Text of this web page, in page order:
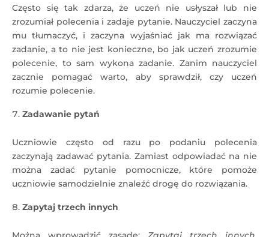
Często się tak zdarza, że uczeń nie usłyszał lub nie
zrozumiał polecenia i zadaje pytanie. Nauczyciel zaczyna
mu tłumaczyć, i zaczyna wyjaśniać jak ma rozwiązać
zadanie, a to nie jest konieczne, bo jak uczeń zrozumie
polecenie, to sam wykona zadanie. Zanim nauczyciel
zacznie pomagać warto, aby sprawdził, czy uczeń
rozumie polecenie.
Zadawanie pytań
Uczniowie często od razu po podaniu polecenia
zaczynają zadawać pytania. Zamiast odpowiadać na nie
można zadać pytanie pomocnicze, które pomoże
uczniowie samodzielnie znaleźć drogę do rozwiązania.
Zapytaj trzech innych